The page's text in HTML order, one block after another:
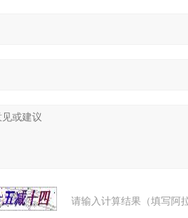
请输入计算结果（填写阿